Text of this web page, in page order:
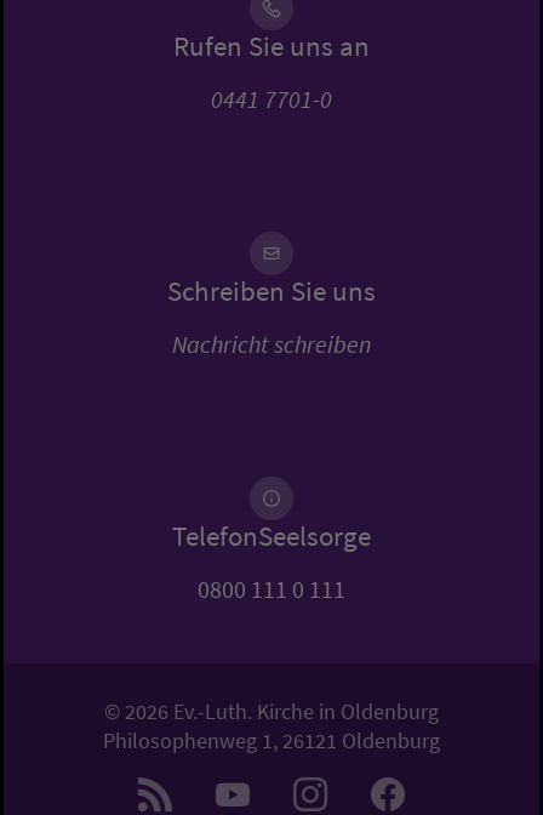
Rufen Sie uns an
0441 7701-0
Schreiben Sie uns
Nachricht schreiben
TelefonSeelsorge
0800 111 0 111
© 2026 Ev.-Luth. Kirche in Oldenburg
Philosophenweg 1, 26121 Oldenburg